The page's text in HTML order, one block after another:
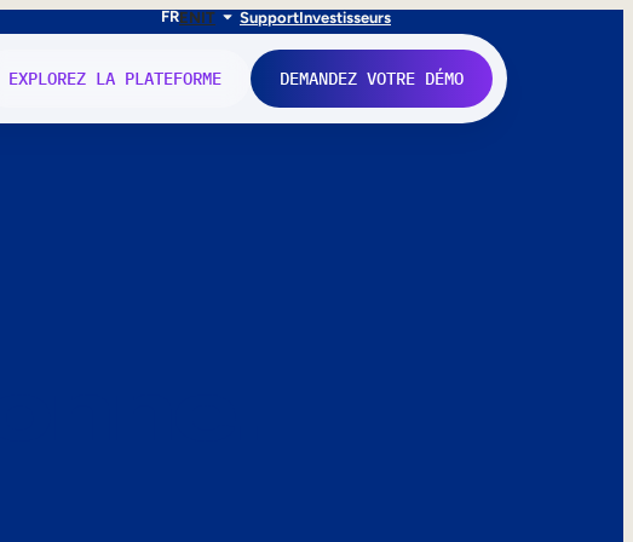
FRENIT SupportInvestisseurs
EXPLOREZ LA PLATEFORME DEMANDEZ VOTRE DÉMO